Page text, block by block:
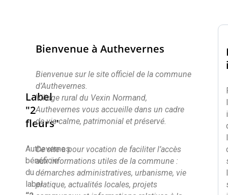
Label
"2
fleurs"
Authevernes
bénéficie
du
label
Bienvenue à Authevernes
Bienvenue sur le site officiel de la commune
d’Authevernes.
Village rural du Vexin Normand,
Authevernes vous accueille dans un cadre
de vie calme, patrimonial et préservé.
Ce site a pour vocation de faciliter l’accès
aux informations utiles de la commune :
démarches administratives, urbanisme, vie
pratique, actualités locales, projets